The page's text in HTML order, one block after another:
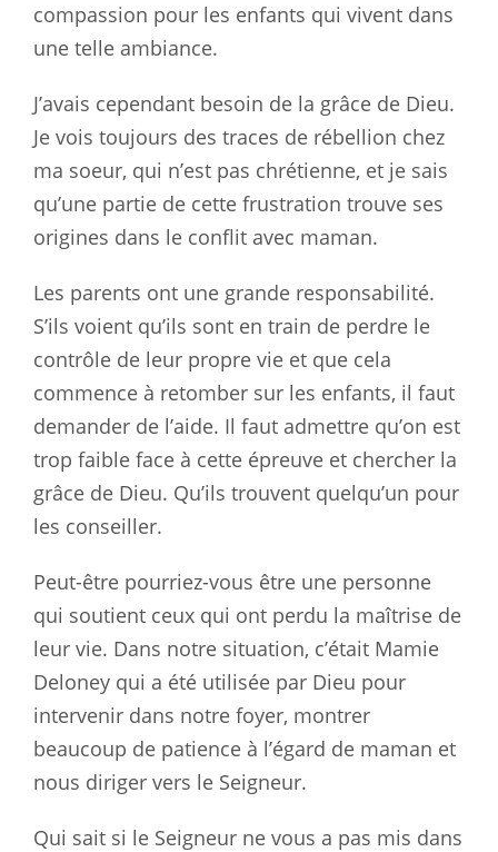
compassion pour les enfants qui vivent dans
une telle ambiance.
J’avais cependant besoin de la grâce de Dieu.
Je vois toujours des traces de rébellion chez
ma soeur, qui n’est pas chrétienne, et je sais
qu’une partie de cette frustration trouve ses
origines dans le conflit avec maman.
Les parents ont une grande responsabilité.
S’ils voient qu’ils sont en train de perdre le
contrôle de leur propre vie et que cela
commence à retomber sur les enfants, il faut
demander de l’aide. Il faut admettre qu’on est
trop faible face à cette épreuve et chercher la
grâce de Dieu. Qu’ils trouvent quelqu’un pour
les conseiller.
Peut-être pourriez-vous être une personne
qui soutient ceux qui ont perdu la maîtrise de
leur vie. Dans notre situation, c’était Mamie
Deloney qui a été utilisée par Dieu pour
intervenir dans notre foyer, montrer
beaucoup de patience à l’égard de maman et
nous diriger vers le Seigneur.
Qui sait si le Seigneur ne vous a pas mis dans